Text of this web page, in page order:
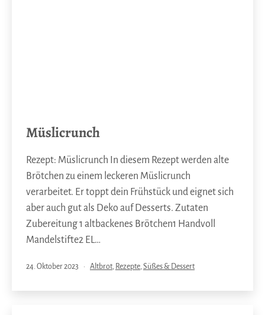
Müslicrunch
Rezept: Müslicrunch In diesem Rezept werden alte
Brötchen zu einem leckeren Müslicrunch
verarbeitet. Er toppt dein Frühstück und eignet sich
aber auch gut als Deko auf Desserts. Zutaten
Zubereitung 1 altbackenes Brötchen1 Handvoll
Mandelstifte2 EL…
Veröffentlicht
24. Oktober 2023
Kategorisiert
Altbrot, Rezepte,Süßes & Dessert